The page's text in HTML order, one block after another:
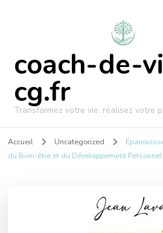
coach-de-
cg.fr
Transformez votre vie, réalisez votre
Accueil Uncategorized
du Bien-être et du Développement Personnel